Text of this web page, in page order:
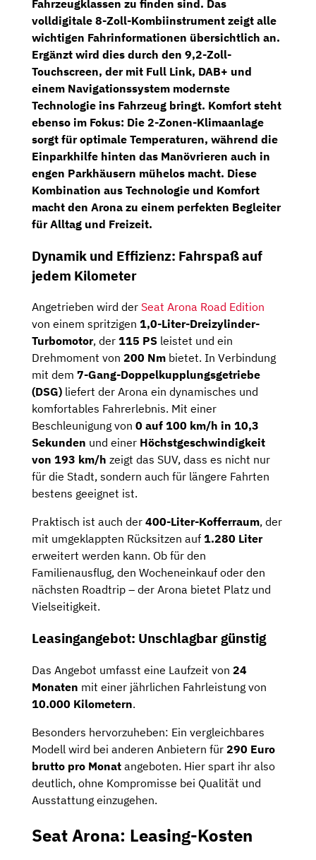
Fahrzeugklassen zu finden sind. Das
volldigitale 8-Zoll-Kombiinstrument zeigt alle
wichtigen Fahrinformationen übersichtlich an.
Ergänzt wird dies durch den 9,2-Zoll-
Touchscreen, der mit Full Link, DAB+ und
einem Navigationssystem modernste
Technologie ins Fahrzeug bringt. Komfort steht
ebenso im Fokus: Die 2-Zonen-Klimaanlage
sorgt für optimale Temperaturen, während die
Einparkhilfe hinten das Manövrieren auch in
engen Parkhäusern mühelos macht. Diese
Kombination aus Technologie und Komfort
macht den Arona zu einem perfekten Begleiter
für Alltag und Freizeit.
Dynamik und Effizienz: Fahrspaß auf
jedem Kilometer
Angetrieben wird der Seat Arona Road Edition
von einem spritzigen 1,0-Liter-Dreizylinder-
Turbomotor, der 115 PS leistet und ein
Drehmoment von 200 Nm bietet. In Verbindung
mit dem 7-Gang-Doppelkupplungsgetriebe
(DSG) liefert der Arona ein dynamisches und
komfortables Fahrerlebnis. Mit einer
Beschleunigung von 0 auf 100 km/h in 10,3
Sekunden und einer Höchstgeschwindigkeit
von 193 km/h zeigt das SUV, dass es nicht nur
für die Stadt, sondern auch für längere Fahrten
bestens geeignet ist.
Praktisch ist auch der 400-Liter-Kofferraum, der
mit umgeklappten Rücksitzen auf 1.280 Liter
erweitert werden kann. Ob für den
Familienausflug, den Wocheneinkauf oder den
nächsten Roadtrip – der Arona bietet Platz und
Vielseitigkeit.
Leasingangebot: Unschlagbar günstig
Das Angebot umfasst eine Laufzeit von 24
Monaten mit einer jährlichen Fahrleistung von
10.000 Kilometern.
Besonders hervorzuheben: Ein vergleichbares
Modell wird bei anderen Anbietern für 290 Euro
brutto pro Monat angeboten. Hier spart ihr also
deutlich, ohne Kompromisse bei Qualität und
Ausstattung einzugehen.
Seat Arona: Leasing-Kosten